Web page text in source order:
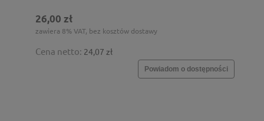
26,00 zł
zawiera 8% VAT, bez kosztów dostawy
Cena netto: 24,07 zł
Powiadom o dostępności